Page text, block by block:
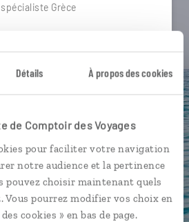
Détails À propos des cookies
de Comptoir des Voyages
pour faciliter votre navigation
notre audience et la pertinence
pouvez choisir maintenant quels
Vous pourrez modifier vos choix en
cookies » en bas de page.
spécialiste Grèce
à face ou depuis nos studios
mais aussi par email ou
interlocuteur avant,
votre voyage.